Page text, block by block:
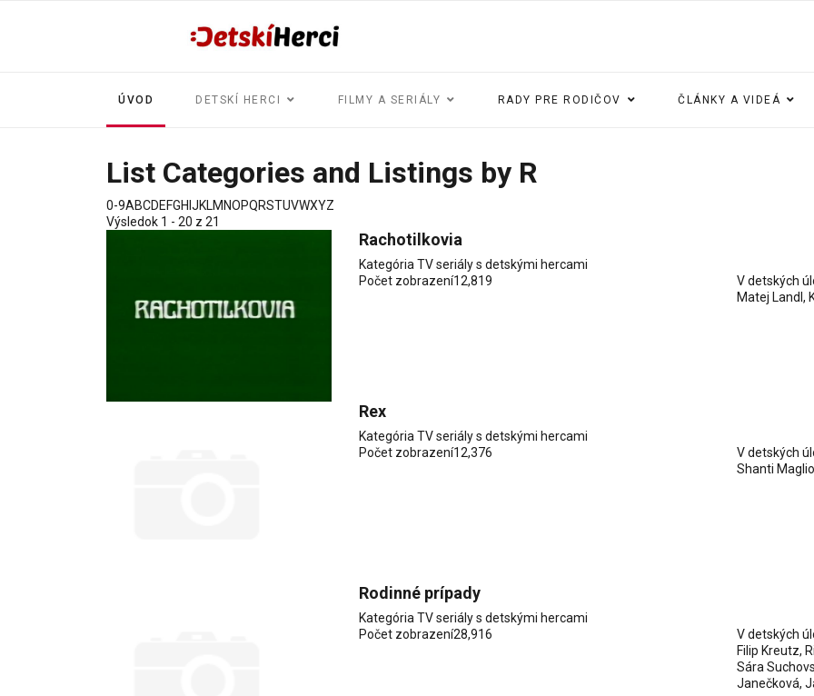
ÚVOD DETSKÍ HERCI FILMY A SERIÁLY RADY PRE RODIČOV ČLÁNKY A VIDEÁ
List Categories and Listings by R
0-9ABCDEFGH JKLM NOPQRSTUVWXYZ
Výsledok 1 - 20 z 21
Rachotilkovia
Kategória TV seriály s detskými hercami
Počet zobrazení12,819
V detských
Matej Landl ,
Rex
Kategória TV seriály s detskými hercami
Počet zobrazení12,376
V detských
Shanti
Rodinné prípady
Kategória TV seriály s detskými hercami
Počet zobrazení28,916
V detských
Filip Kreutz,
Sára
Janečková,